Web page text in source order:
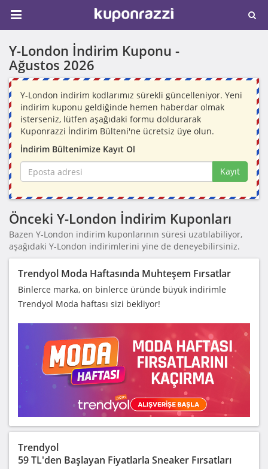
Y-London İndirim Kuponu -
Ağustos 2026
Y-London indirim kodlarımız sürekli güncelleniyor. Yeni
indirim kuponu geldiğinde hemen haberdar olmak
isterseniz, lütfen aşağıdaki formu doldurarak
Kuponrazzi İndirim Bülteni'ne ücretsiz üye olun.
İndirim Bültenimize Kayıt Ol
Kayıt
Önceki Y-London İndirim Kuponları
Bazen Y-London indirim kuponlarının süresi uzatılabiliyor,
aşağıdaki Y-London indirimlerini yine de deneyebilirsiniz.
Trendyol Moda Haftasında Muhteşem Fırsatlar
Binlerce marka, on binlerce üründe büyük indirimle
Trendyol Moda haftası sizi bekliyor!
Trendyol
59 TL'den Başlayan Fiyatlarla Sneaker Fırsatları